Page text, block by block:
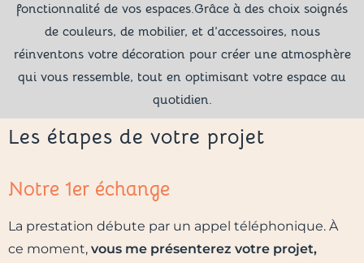
fonctionnalité de vos espaces.Grâce à des choix soignés
de couleurs, de mobilier, et d’accessoires, nous
réinventons votre décoration pour créer une atmosphère
qui vous ressemble, tout en optimisant votre espace au
quotidien.
Les étapes de votre projet
Notre 1er échange
La prestation débute par un appel téléphonique. À
ce moment, vous me présenterez votre projet,